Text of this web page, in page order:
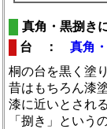
真角・黒捌き
台 ：真角
桐の台を黒く塗
昔はもちろん漆
漆に近いとされ
「捌き」という